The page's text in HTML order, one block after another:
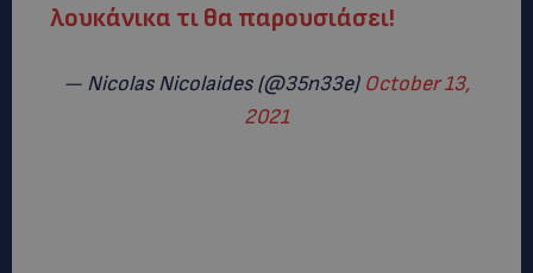
λουκάνικα τι θα παρουσιάσει!
— Nicolas Nicolaides (@35n33e) October 13,
2021